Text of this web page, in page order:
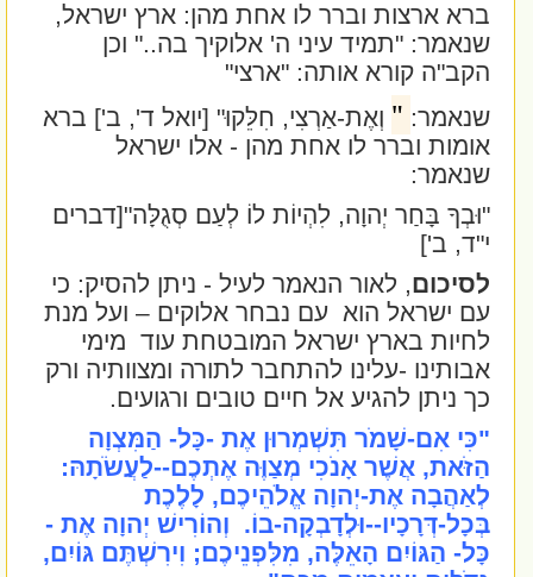
ברא ארצות וברר לו אחת מהן: ארץ ישראל,
שנאמר: "תמיד עיני ה' אלוקיך בה.." וכן
הקב"ה קורא אותה: "ארצי"
שנאמר:" וְאֶת-אַרְצִי, חִלֵּקוּ" [יואל ד', ב'] ברא
אומות וברר לו אחת מהן - אלו ישראל
שנאמר:
"וּבְךָ בָּחַר יְהוָה, לִהְיוֹת לוֹ לְעַם סְגֻלָּה"[דברים
י"ד, ב']
לסיכום, לאור הנאמר לעיל - ניתן להסיק: כי
עם ישראל הוא עם נבחר אלוקים – ועל מנת
לחיות בארץ ישראל המובטחת עוד מימי
אבותינו -עלינו להתחבר לתורה ומצוותיה ורק
כך ניתן להגיע אל חיים טובים ורגועים.
"כִּי אִם-שָׁמֹר תִּשְׁמְרוּן אֶת -כָּל- הַמִּצְוָה
הַזֹּאת, אֲשֶׁר אָנֹכִי מְצַוֶּה אֶתְכֶם--לַעֲשֹׂתָהּ:
לְאַהֲבָה אֶת-יְהוָה אֱלֹהֵיכֶם, לָלֶכֶת
בְּכָל-דְּרָכָיו--וּלְדָבְקָה-בוֹ. וְהוֹרִישׁ יְהוָה אֶת -
כָּל- הַגּוֹיִם הָאֵלֶּה, מִלִּפְנֵיכֶם; וִירִשְׁתֶּם גּוֹיִם,